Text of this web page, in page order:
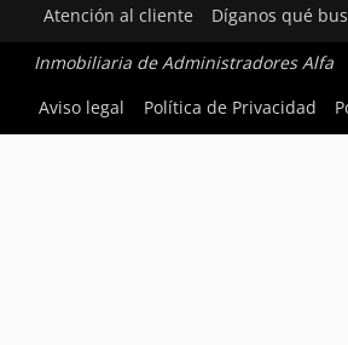
Atención al cliente Díganos qué
Inmobiliaria de Administradores Alfa
Aviso legal
Política de Privacidad